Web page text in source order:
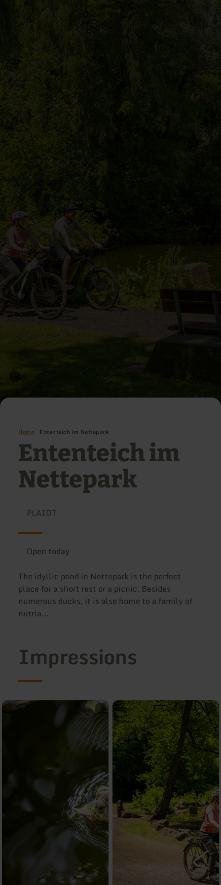
Home Ententeich im Nettepark
Ententeich im
Nettepark
PLAIDT
Open today
The idyllic pond in Nettepark is the perfect
place for a short rest or a picnic. Besides
numerous ducks, it is also home to a family of
nutria...
Impressions